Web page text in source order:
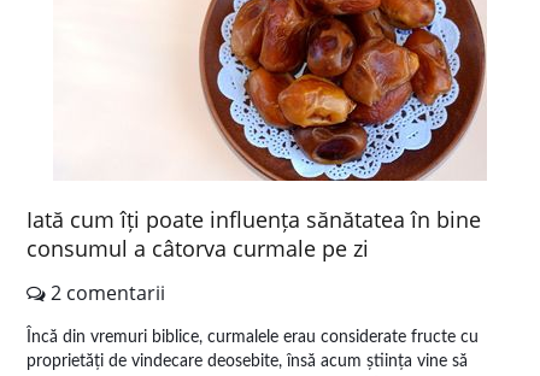
Iată cum îți poate influența sănătatea în bine
consumul a câtorva curmale pe zi
2 comentarii
Încă din vremuri biblice, curmalele erau considerate fructe cu
proprietăți de vindecare deosebite, însă acum știința vine să